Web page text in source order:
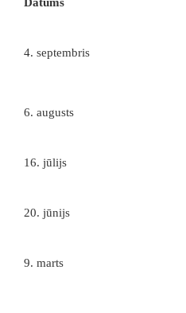
Datums
4. septembris
6. augusts
16. jūlijs
20. jūnijs
9. marts